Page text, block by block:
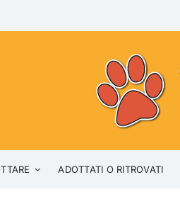
ADOTTATI O RITROVATI